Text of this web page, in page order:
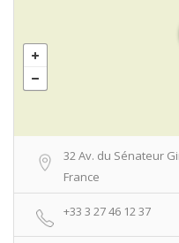
32 Av. du Sénateur
France
+33 3 27 46 12 37